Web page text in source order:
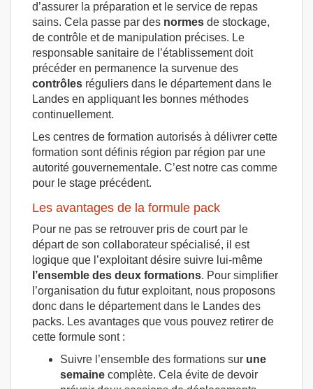
d’assurer la préparation et le service de repas
sains. Cela passe par des normes de stockage,
de contrôle et de manipulation précises. Le
responsable sanitaire de l’établissement doit
précéder en permanence la survenue des
contrôles réguliers dans le département dans le
Landes en appliquant les bonnes méthodes
continuellement.
Les centres de formation autorisés à délivrer cette
formation sont définis région par région par une
autorité gouvernementale. C’est notre cas comme
pour le stage précédent.
Les avantages de la formule pack
Pour ne pas se retrouver pris de court par le
départ de son collaborateur spécialisé, il est
logique que l’exploitant désire suivre lui-même
l’ensemble des deux formations. Pour simplifier
l’organisation du futur exploitant, nous proposons
donc dans le département dans le Landes des
packs. Les avantages que vous pouvez retirer de
cette formule sont :
Suivre l’ensemble des formations sur une
semaine complète. Cela évite de devoir